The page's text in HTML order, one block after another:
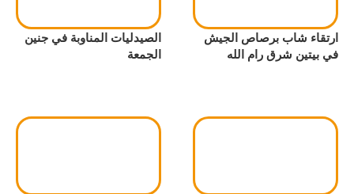
ارتقاء شاب برصاص الجيش
في بيتين شرق رام الله
الصيدليات المناوبة في جنين
الجمعة